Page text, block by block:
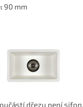
90 mm
dřezu není